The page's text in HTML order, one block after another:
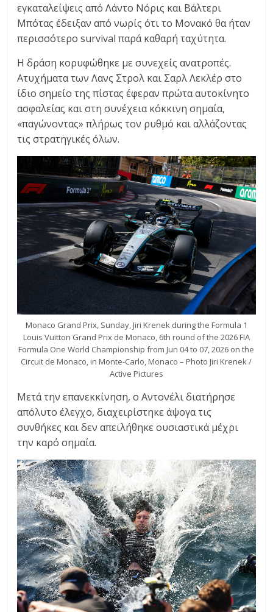
εγκαταλείψεις από Λάντο Νόρις και Βάλτερι
Μπότας έδειξαν από νωρίς ότι το Μονακό θα ήταν
περισσότερο survival παρά καθαρή ταχύτητα.
Η δράση κορυφώθηκε με συνεχείς ανατροπές.
Ατυχήματα των Λανς Στρολ και Σαρλ Λεκλέρ στο
ίδιο σημείο της πίστας έφεραν πρώτα αυτοκίνητο
ασφαλείας και στη συνέχεια κόκκινη σημαία,
«παγώνοντας» πλήρως τον ρυθμό και αλλάζοντας
τις στρατηγικές όλων.
Monaco Grand Prix, Sunday, Jiri Krenek during the Formula 1
Louis Vuitton Grand Prix de Monaco, 6th round of the 2026 FIA
Formula One World Championship from Jun 04 to 07, 2026 on the
Circuit de Monaco, in Monte-Carlo, Monaco – Photo Jiri Krenek /
Active Pictures
Μετά την επανεκκίνηση, ο Αντονέλι διατήρησε
απόλυτο έλεγχο, διαχειρίστηκε άψογα τις
συνθήκες και δεν απειλήθηκε ουσιαστικά μέχρι
την καρό σημαία.